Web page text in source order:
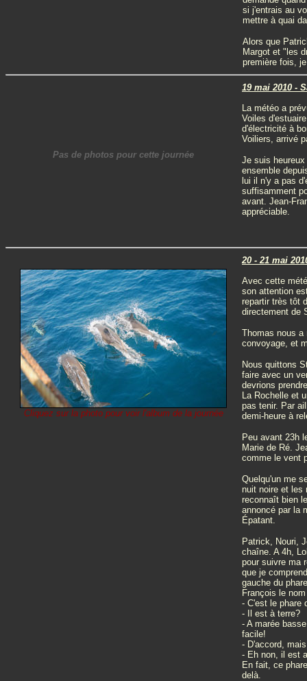
si j'entrais au
mettre à quai
Alors que
Margot et "les
première fois,
Pas de photos pour cette journée
19 mai 2010 -
La météo a
Voiles
d'électricité à
Voiliers, arrivé
Je suis
ensemble
lui il n'y a pas
suffisamment
avant. Jean-
appréciable.
Cliquez sur la photo pour voir l'album de la journée
20 - 21 mai
Avec cette
son attention
repartir très tôt
directement de
Thomas nous
convoyage, et
Nous quittons
faire avec un
devrions
La Rochelle et
pas tenir. Par
demi-heure à
Peu avant 23h
Marie de Ré.
comme le vent
Quelqu'un me
nuit noire et les
reconnaît bien
annoncé par la
Épatant.
Patrick, Nouri,
chaîne. A 4h,
pour suivre ma
que je
gauche du
François le
- C'est le phare
- Il est à terre?
- A marée
facile!
- D'accord,
- Eh non, il est
En fait, ce
delà.